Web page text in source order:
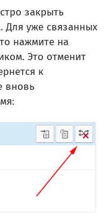
закрыть
Для уже связанных
нажмите на
Это отменит
к
вновь